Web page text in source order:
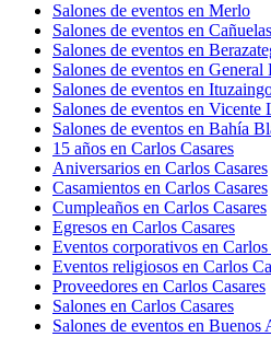
Salones de eventos en Merlo
Salones de eventos en Cañuelas
Salones de eventos en
Salones de eventos en General
Salones de eventos en
Salones de eventos en Vicente
Salones de eventos en Bahía
15 años en Carlos Casares
Aniversarios en Carlos Casares
Casamientos en Carlos Casares
Cumpleaños en Carlos Casares
Egresos en Carlos Casares
Eventos corporativos en Carlos
Eventos religiosos en Carlos
Proveedores en Carlos Casares
Salones en Carlos Casares
Salones de eventos en Buenos